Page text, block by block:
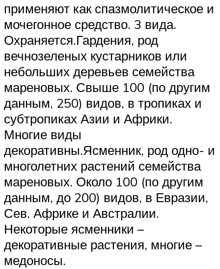
применяют как спазмолитическое и
мочегонное средство. 3 вида.
Охраняется.Гардения, род
вечнозеленых кустарников или
небольших деревьев семейства
мареновых. Свыше 100 (по другим
данным, 250) видов, в тропиках и
субтропиках Азии и Африки.
Многие виды
декоративны.Ясменник, род одно- и
многолетних растений семейства
мареновых. Около 100 (по другим
данным, до 200) видов, в Евразии,
Сев. Африке и Австралии.
Некоторые ясменники –
декоративные растения, многие –
медоносы.